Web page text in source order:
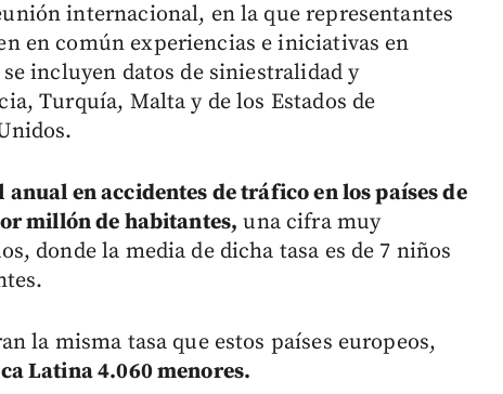
internacional, en la que representantes
en común experiencias e iniciativas en
incluyen datos de siniestralidad y
Turquía, Malta y de los Estados de
anual en accidentes de tráfico en los países de
millón de habitantes, una cifra muy
donde la media de dicha tasa es de 7 niños
la misma tasa que estos países europeos,
Latina 4.060 menores.